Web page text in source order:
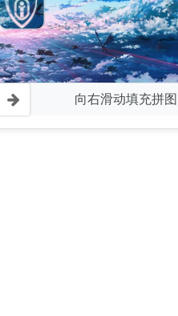
向右滑动填充拼图